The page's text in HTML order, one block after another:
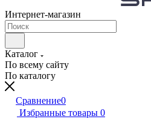
Интернет-магазин
Каталог
По всему сайту
По каталогу
Сравнение0
Избранные товары 0